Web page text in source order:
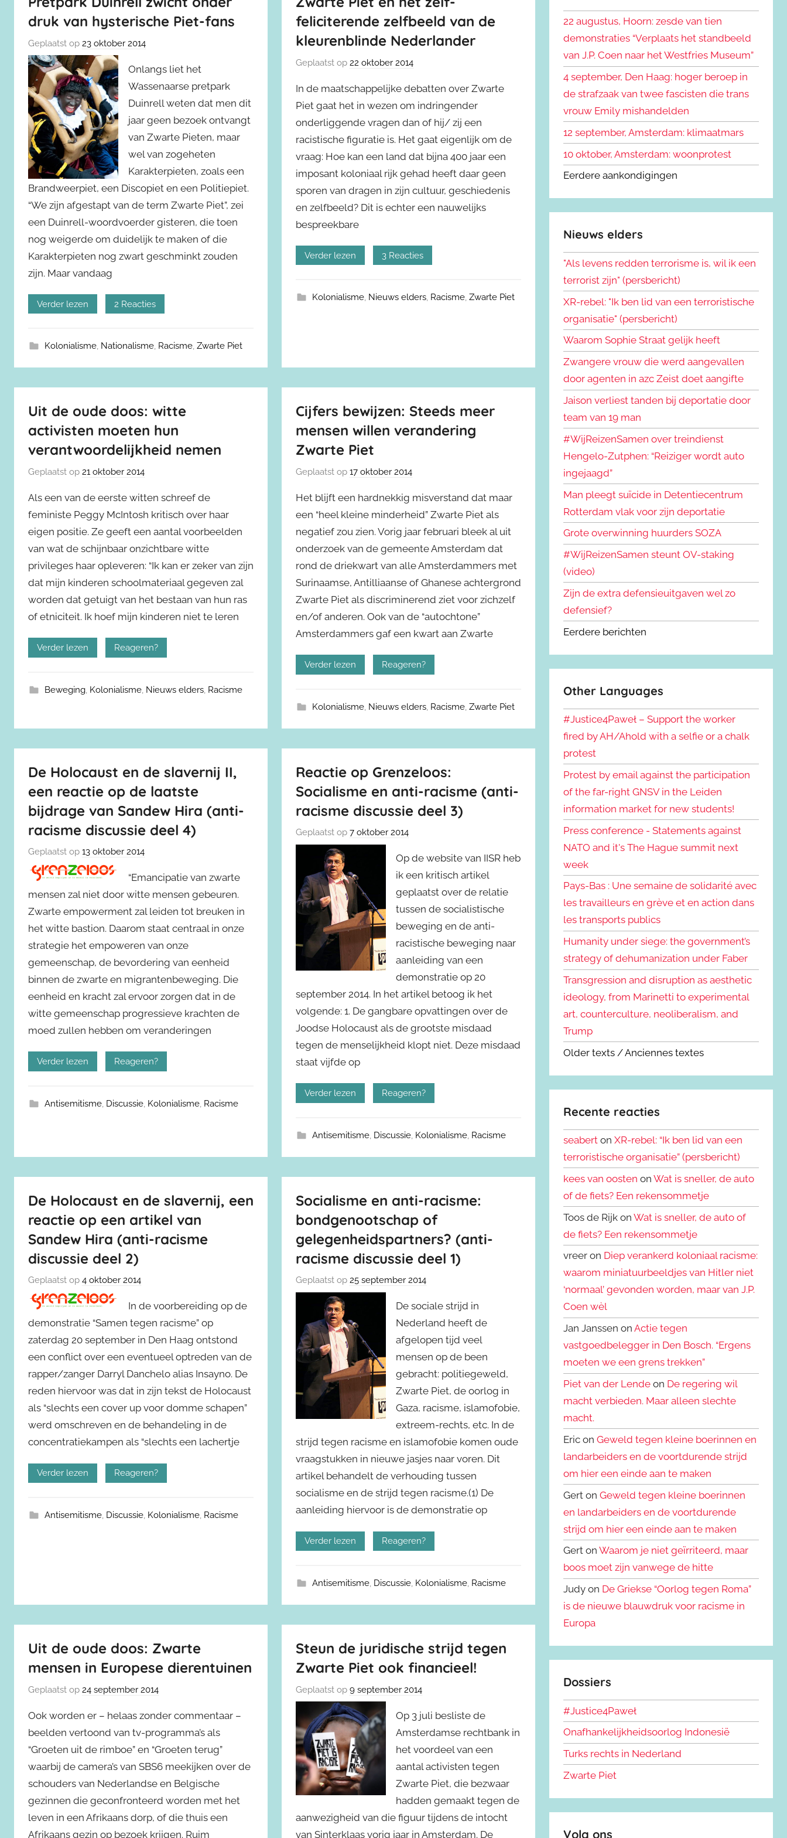
druk van hysterische Piet-fans
Geplaatst op 23 oktober 2014
Onlangs liet het
Wassenaarse pretpark
Duinrell weten dat men dit
jaar geen bezoek ontvangt
van Zwarte Pieten, maar
wel van zogeheten
Karakterpieten, zoals een
Brandweerpiet, een Discopiet en een Politiepiet.
“We zijn afgestapt van de term Zwarte Piet”, zei
een Duinrell-woordvoerder gisteren, die toen
nog weigerde om duidelijk te maken of die
Karakterpieten nog zwart geschminkt zouden
zijn. Maar vandaag
Verder lezen 2 Reacties
Kolonialisme, Nationalisme, Racisme, Zwarte Piet
feliciterende zelfbeeld van de
kleurenblinde Nederlander
Geplaatst op22 oktober 2014
In de maatschappelijke debatten over Zwarte
Piet gaat het in wezen om indringender
onderliggende vragen dan of hij/ zij een
racistische figuratie is. Het gaat eigenlijk om de
vraag: Hoe kan een land dat bijna 400 jaar een
imposant koloniaal rijk gehad heeft daar geen
sporen van dragen in zijn cultuur, geschiedenis
en zelfbeeld? Dit is echter een nauwelijks
bespreekbare
Verder lezen 3 Reacties
Kolonialisme, Nieuws elders, Racisme, Zwarte Piet
Uit de oude doos: witte
activisten moeten hun
verantwoordelijkheid nemen
Geplaatst op 21 oktober 2014
Als een van de eerste witten schreef de
feministe Peggy McIntosh kritisch over haar
eigen positie. Ze geeft een aantal voorbeelden
van wat de schijnbaar onzichtbare witte
privileges haar opleveren: “Ik kan er zeker van zijn
dat mijn kinderen schoolmateriaal gegeven zal
worden dat getuigt van het bestaan van hun ras
of etniciteit. Ik hoef mijn kinderen niet te leren
Verder lezen Reageren?
Beweging, Kolonialisme, Nieuws elders, Racisme
Cijfers bewijzen: Steeds meer
mensen willen verandering
Zwarte Piet
Geplaatst op17 oktober 2014
Het blijft een hardnekkig misverstand dat maar
een “heel kleine minderheid” Zwarte Piet als
negatief zou zien. Vorig jaar februari bleek al uit
onderzoek van de gemeente Amsterdam dat
rond de driekwart van alle Amsterdammers met
Surinaamse, Antilliaanse of Ghanese achtergrond
Zwarte Piet als discriminerend ziet voor zichzelf
en/of anderen. Ook van de “autochtone”
Amsterdammers gaf een kwart aan Zwarte
Verder lezen Reageren?
Kolonialisme, Nieuws elders, Racisme, Zwarte Piet
De Holocaust en de slavernij II,
een reactie op de laatste
bijdrage van Sandew Hira (anti-
racisme discussie deel 4)
Geplaatst op 13 oktober 2014
“Emancipatie van zwarte
mensen zal niet door witte mensen gebeuren.
Zwarte empowerment zal leiden tot breuken in
het witte bastion. Daarom staat centraal in onze
strategie het empoweren van onze
gemeenschap, de bevordering van eenheid
binnen de zwarte en migrantenbeweging. Die
eenheid en kracht zal ervoor zorgen dat in de
witte gemeenschap progressieve krachten de
moed zullen hebben om veranderingen
Verder lezen Reageren?
Antisemitisme, Discussie, Kolonialisme, Racisme
Reactie op Grenzeloos:
Socialisme en anti-racisme (anti-
racisme discussie deel 3)
Geplaatst op7 oktober 2014
Op de website van IISR heb
ik een kritisch artikel
geplaatst over de relatie
tussen de socialistische
beweging en de anti-
racistische beweging naar
aanleiding van een
demonstratie op 20
september 2014. In het artikel betoog ik het
volgende: 1. De gangbare opvattingen over de
Joodse Holocaust als de grootste misdaad
tegen de menselijkheid klopt niet. Deze misdaad
staat vijfde op
Verder lezen Reageren?
Antisemitisme, Discussie, Kolonialisme, Racisme
De Holocaust en de slavernij, een
reactie op een artikel van
Sandew Hira (anti-racisme
discussie deel 2)
Geplaatst op 4 oktober 2014
In de voorbereiding op de
demonstratie “Samen tegen racisme” op
zaterdag 20 september in Den Haag ontstond
een conflict over een eventueel optreden van de
rapper/zanger Darryl Danchelo alias Insayno. De
reden hiervoor was dat in zijn tekst de Holocaust
als “slechts een cover up voor domme schapen”
werd omschreven en de behandeling in de
concentratiekampen als “slechts een lachertje
Verder lezen Reageren?
Antisemitisme, Discussie, Kolonialisme, Racisme
Socialisme en anti-racisme:
bondgenootschap of
gelegenheidspartners? (anti-
racisme discussie deel 1)
Geplaatst op25 september 2014
De sociale strijd in
Nederland heeft de
afgelopen tijd veel
mensen op de been
gebracht: politiegeweld,
Zwarte Piet, de oorlog in
Gaza, racisme, islamofobie,
extreem-rechts, etc. In de
strijd tegen racisme en islamofobie komen oude
vraagstukken in nieuwe jasjes naar voren. Dit
artikel behandelt de verhouding tussen
socialisme en de strijd tegen racisme.(1) De
aanleiding hiervoor is de demonstratie op
Verder lezen Reageren?
Antisemitisme, Discussie, Kolonialisme, Racisme
Uit de oude doos: Zwarte
mensen in Europese dierentuinen
Geplaatst op 24 september 2014
Ook worden er – helaas zonder commentaar –
beelden vertoond van tv-programma’s als
“Groeten uit de rimboe” en “Groeten terug”
waarbij de camera’s van SBS6 meekijken over de
schouders van Nederlandse en Belgische
gezinnen die geconfronteerd worden met het
leven in een Afrikaans dorp, of die thuis een
Afrikaans gezin op bezoek krijgen. Ruim
Steun de juridische strijd tegen
Zwarte Piet ook financieel!
Geplaatst op9 september 2014
Op 3 juli besliste de
Amsterdamse rechtbank in
het voordeel van een
aantal activisten tegen
Zwarte Piet, die bezwaar
hadden gemaakt tegen de
aanwezigheid van die figuur tijdens de intocht
van Sinterklaas vorig jaar in Amsterdam. De
n
a
a
r
:
n
22 augustus, Hoorn: zesde van tien
demonstraties “Verplaats het standbeeld
van J.P. Coen naar het Westfries Museum”
4 september, Den Haag: hoger beroep in
de strafzaak van twee fascisten die trans
vrouw Emily mishandelden
12 september, Amsterdam: klimaatmars
10 oktober, Amsterdam: woonprotest
Eerdere aankondigingen
Nieuws elders
"Als levens redden terrorisme is, wil ik een
terrorist zijn" (persbericht)
XR-rebel: "Ik ben lid van een terroristische
organisatie" (persbericht)
Waarom Sophie Straat gelijk heeft
Zwangere vrouw die werd aangevallen
door agenten in azc Zeist doet aangifte
Jaison verliest tanden bij deportatie door
team van 19 man
#WijReizenSamen over treindienst
Hengelo-Zutphen: “Reiziger wordt auto
ingejaagd”
Man pleegt suïcide in Detentiecentrum
Rotterdam vlak voor zijn deportatie
Grote overwinning huurders SOZA
#WijReizenSamen steunt OV-staking
(video)
Zijn de extra defensieuitgaven wel zo
defensief?
Eerdere berichten
Other Languages
#Justice4Paweł – Support the worker
fired by AH/Ahold with a selfie or a chalk
protest
Protest by email against the participation
of the far-right GNSV in the Leiden
information market for new students!
Press conference - Statements against
NATO and it's The Hague summit next
week
Pays-Bas : Une semaine de solidarité avec
les travailleurs en grève et en action dans
les transports publics
Humanity under siege: the government’s
strategy of dehumanization under Faber
Transgression and disruption as aesthetic
ideology, from Marinetti to experimental
art, counterculture, neoliberalism, and
Trump
Older texts / Anciennes textes
Recente reacties
seabert onXR-rebel: “Ik ben lid van een
terroristische organisatie” (persbericht)
kees van oosten onWat is sneller, de auto
of de fiets? Een rekensommetje
Toos de Rijk onWat is sneller, de auto of
de fiets? Een rekensommetje
vreer on Diep verankerd koloniaal racisme:
waarom miniatuurbeeldjes van Hitler niet
‘normaal’ gevonden worden, maar van J.P.
Coen wèl
Jan Janssen onActie tegen
vastgoedbelegger in Den Bosch. “Ergens
moeten we een grens trekken”
Piet van der Lende on De regering wil
macht verbieden. Maar alleen slechte
macht.
Eric onGeweld tegen kleine boerinnen en
landarbeiders en de voortdurende strijd
om hier een einde aan te maken
Gert onGeweld tegen kleine boerinnen
en landarbeiders en de voortdurende
strijd om hier een einde aan te maken
Gert onWaarom je niet geïrriteerd, maar
boos moet zijn vanwege de hitte
Judy on De Griekse “Oorlog tegen Roma”
is de nieuwe blauwdruk voor racisme in
Europa
Dossiers
#Justice4Paweł
Onafhankelijkheidsoorlog Indonesië
Turks rechts in Nederland
Zwarte Piet
Volg ons